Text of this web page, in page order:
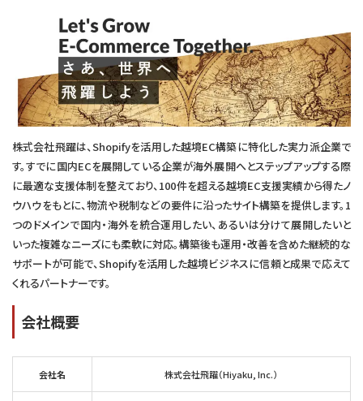
株式会社飛躍は、Shopifyを活用した越境EC構築に特化した実力派企業で
す。すでに国内ECを展開している企業が海外展開へとステップアップする際
に最適な支援体制を整えており、100件を超える越境EC支援実績から得たノ
ウハウをもとに、物流や税制などの要件に沿ったサイト構築を提供します。1
つのドメインで国内・海外を統合運用したい、あるいは分けて展開したいと
いった複雑なニーズにも柔軟に対応。構築後も運用・改善を含めた継続的な
サポートが可能で、Shopifyを活用した越境ビジネスに信頼と成果で応えて
くれるパートナーです。
会社概要
会社名 株式会社飛躍（Hiyaku, Inc.）